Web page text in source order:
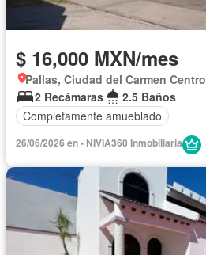
$ 16,000 MXN/mes
Pallas, Ciudad del Carmen Centro
2 Recámaras
2.5 Baños
Completamente amueblado
26/06/2026 en - NIVIA360 Inmobiliaria